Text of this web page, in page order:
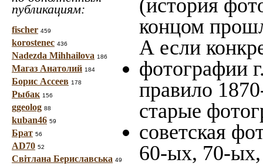
публикациям:
fischer 459
korostenec 436
Nadezda Mihhailova 186
Магаз Анатолий 184
Борис Ассеев 178
Рыбак 156
ggeolog 88
kuban46 59
Брат 56
AD70 52
Світлана Бериславська 49
(история
концом
А если
фотографии
правило
старые
советская
60-ых, 70-